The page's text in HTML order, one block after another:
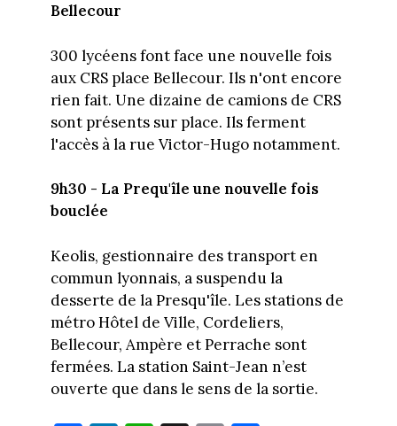
Bellecour
300 lycéens font face une nouvelle fois
aux CRS place Bellecour. Ils n'ont encore
rien fait. Une dizaine de camions de CRS
sont présents sur place. Ils ferment
l'accès à la rue Victor-Hugo notamment.
9h30 - La Prequ'île une nouvelle fois
bouclée
Keolis, gestionnaire des transport en
commun lyonnais, a suspendu la
desserte de la Presqu'île. Les stations de
métro Hôtel de Ville, Cordeliers,
Bellecour, Ampère et Perrache sont
fermées. La station Saint-Jean n’est
ouverte que dans le sens de la sortie.